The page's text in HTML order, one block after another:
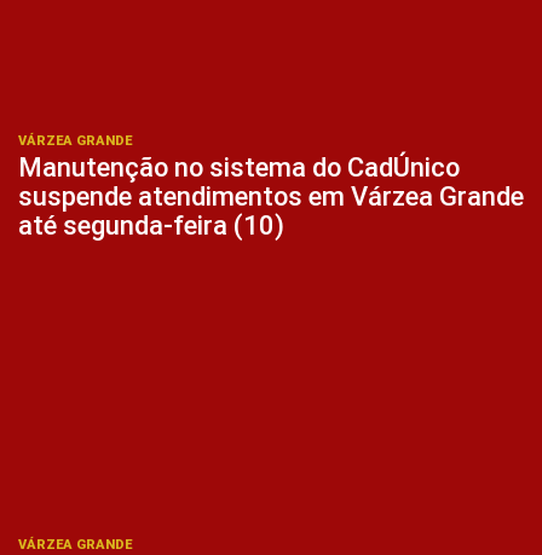
VÁRZEA GRANDE
Manutenção no sistema do CadÚnico
suspende atendimentos em Várzea Grande
até segunda-feira (10)
VÁRZEA GRANDE